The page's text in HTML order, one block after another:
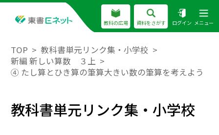
教科の広場 資料をさがす ログイン メニュー
TOP
教科書単元リンク集・小学校
新編 新しい算数 ３上
④ たし算とひき算の筆算大きい数の筆算を考えよう
教科書単元リンク集・小学校